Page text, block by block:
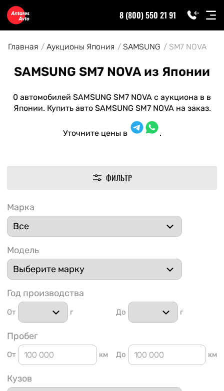
91
8 (800) 550 21 91
Главная Аукционы Япония SAMSUNG SM7 NOVA
SAMSUNG SM7 NOVA из Японии
0 автомобилей SAMSUNG SM7 NOVA с аукциона в в
Японии. Купить авто SAMSUNG SM7 NOVA на заказ.
Уточните цены в .
ФИЛЬТР
Марка
Модель
Год производства
От г До г
Пробег
От км До км
Кузов